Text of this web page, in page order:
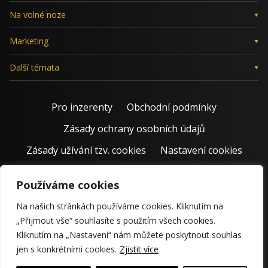
Používáme cookies
Na našich stránkách používáme cookies. Kliknutím na
„Přijmout vše“ souhlasíte s použitím všech cookies.
Kliknutím na „Nastavení“ nám můžete poskytnout souhlas
jen s konkrétními cookies. Zjistit více
Na volné noze
Marketing
Další témata
Pro inzerenty
Obchodní podmínky
Zásady ochrany osobních údajů
Zásady užívání tzv. cookies
Nastavení cookies
© 2011 – 2026 Jiří Rostecký | Inspiruje české podnikatele už 15